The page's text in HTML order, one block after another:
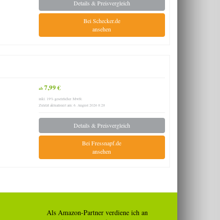
Details & Preisvergleich
Bei Schecker.de
ansehen
ab7,99 €
inkl. 19% gesetzlicher MwSt.
Zuletzt aktualisiert am: 6. August 2026 8:28
Details & Preisvergleich
Bei Fressnapf.de
ansehen
Als Amazon-Partner verdiene ich an